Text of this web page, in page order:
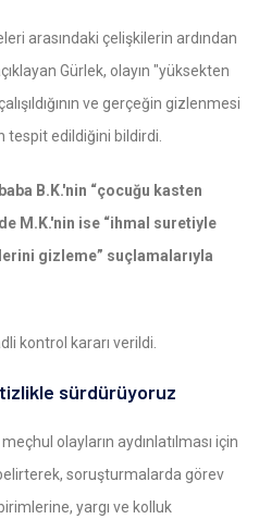
arasındaki çelişkilerin ardından
Gürlek, olayın "yüksekten
ve gerçeğin gizlenmesi
tespit edildiğini bildirdi.
B.K.'nin “çocuğu kasten
M.K.'nin ise “ihmal suretiyle
gizleme” suçlamalarıyla
kontrol kararı verildi.
sürdürüyoruz
olayların aydınlatılması için
soruşturmalarda görev
yargı ve kolluk